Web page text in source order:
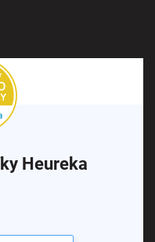
Heureka